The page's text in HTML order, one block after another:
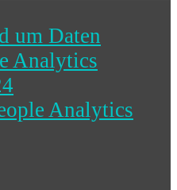
um Daten
Analytics
Analytics